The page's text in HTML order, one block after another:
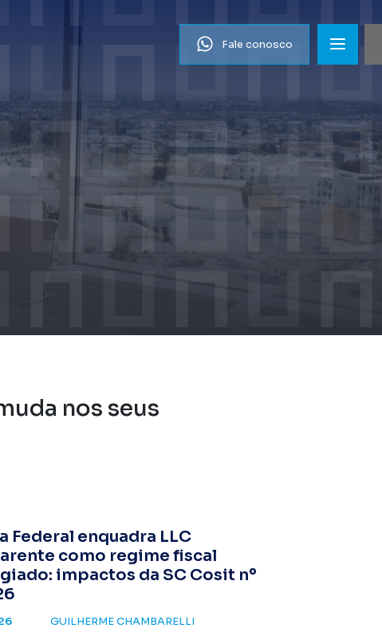
Fale conosco
nos seus
Federal enquadra LLC
como regime fiscal
impactos da SC Cosit nº
GUILHERME CHAMBARELLI